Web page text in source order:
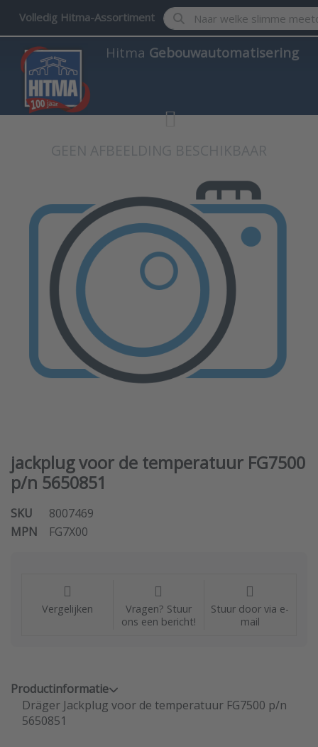
Volledig Hitma-Assortiment Enter a search term.
Hitma Gebouwautomatisering
jackplug voor de temperatuur FG7500
p/n 5650851
SKU
8007469
MPN
FG7X00
Vergelijken
Vragen? Stuur
ons een bericht!
Stuur door via e-
mail
Productinformatie
Dräger Jackplug voor de temperatuur FG7500 p/n
5650851